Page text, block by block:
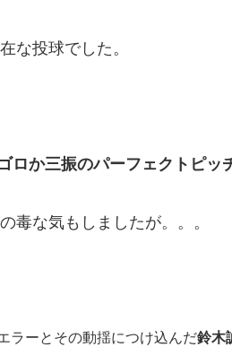
な投球でした。
ロか三振のパーフェクトピッ
毒な気もしましたが。。。
ラーとその動揺につけ込んだ鈴木